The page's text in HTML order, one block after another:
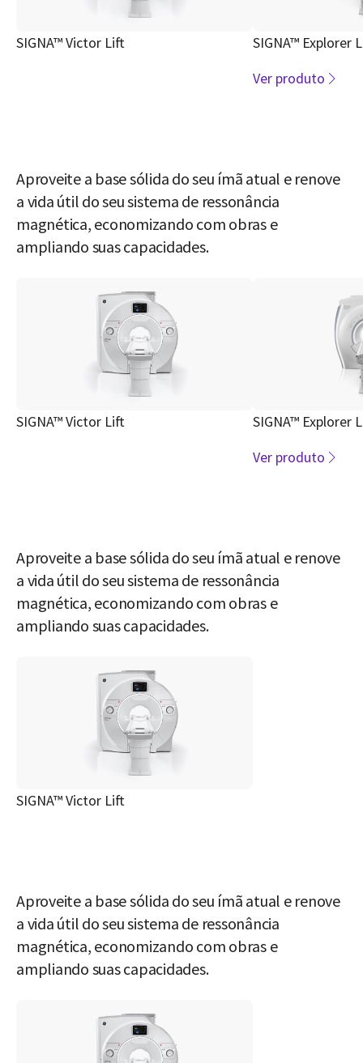
SIGNA™ Victor Lift
SIGNA™ Explorer
Ver produto
Aproveite a base sólida do seu ímã atual e renove
a vida útil do seu sistema de ressonância
magnética, economizando com obras e
ampliando suas capacidades.
SIGNA™ Victor Lift
SIGNA™ Explorer
Ver produto
Aproveite a base sólida do seu ímã atual e renove
a vida útil do seu sistema de ressonância
magnética, economizando com obras e
ampliando suas capacidades.
SIGNA™ Victor Lift
Aproveite a base sólida do seu ímã atual e renove
a vida útil do seu sistema de ressonância
magnética, economizando com obras e
ampliando suas capacidades.